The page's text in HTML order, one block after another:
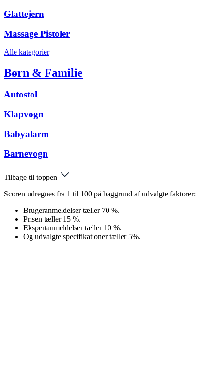
Glattejern
Massage Pistoler
Alle kategorier
Børn & Familie
Autostol
Klapvogn
Babyalarm
Barnevogn
Tilbage til toppen
Scoren udregnes fra 1 til 100 på baggrund af udvalgte faktorer:
Brugeranmeldelser tæller 70 %.
Prisen tæller 15 %.
Ekspertanmeldelser tæller 10 %.
Og udvalgte specifikationer tæller 5%.